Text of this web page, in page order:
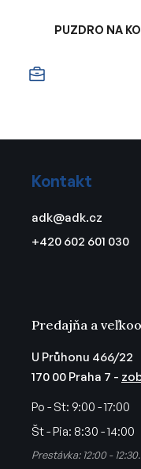
PUZDRO NA
Kontakt
adk@adk.cz
+420 602 601 030
Predajňa a
U Průhonu 466/22
170 00 Praha 7 -
Po - St: 9:00 - 17:00
Št - Pia: 8:30 - 14:00
Prestávka: 12:00 -